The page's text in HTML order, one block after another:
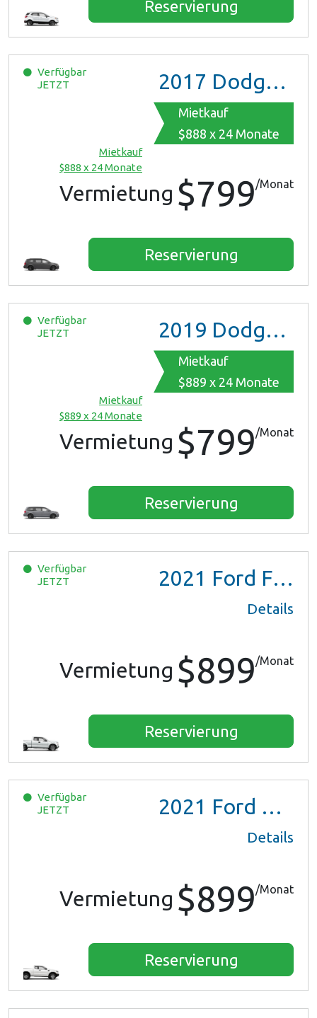
Reservierung
Verfügbar
JETZT
2017 Dodge Grand Caravan GT
Mietkauf
$888 x 24 Monate
Mietkauf
$888 x 24 Monate
Vermietung $799/Monat
Reservierung
Verfügbar
JETZT
2019 Dodge Grand Caravan
Mietkauf
$889 x 24 Monate
Mietkauf
$889 x 24 Monate
Vermietung $799/Monat
Reservierung
Verfügbar
JETZT
2021 Ford F150 XL Ext Cab
Details
Vermietung $899/Monat
Reservierung
Verfügbar
JETZT
2021 Ford Ranger XL Ext Cab
Details
Vermietung $899/Monat
Reservierung